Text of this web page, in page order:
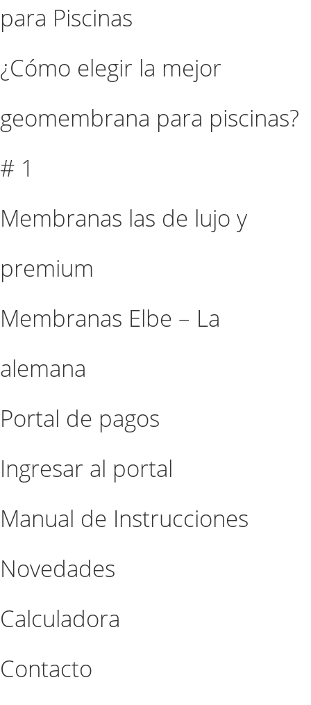
para Piscinas
¿Cómo elegir la mejor
geomembrana para piscinas?
# 1
Membranas las de lujo y
premium
Membranas Elbe – La
alemana
Portal de pagos
Ingresar al portal
Manual de Instrucciones
Novedades
Calculadora
Contacto